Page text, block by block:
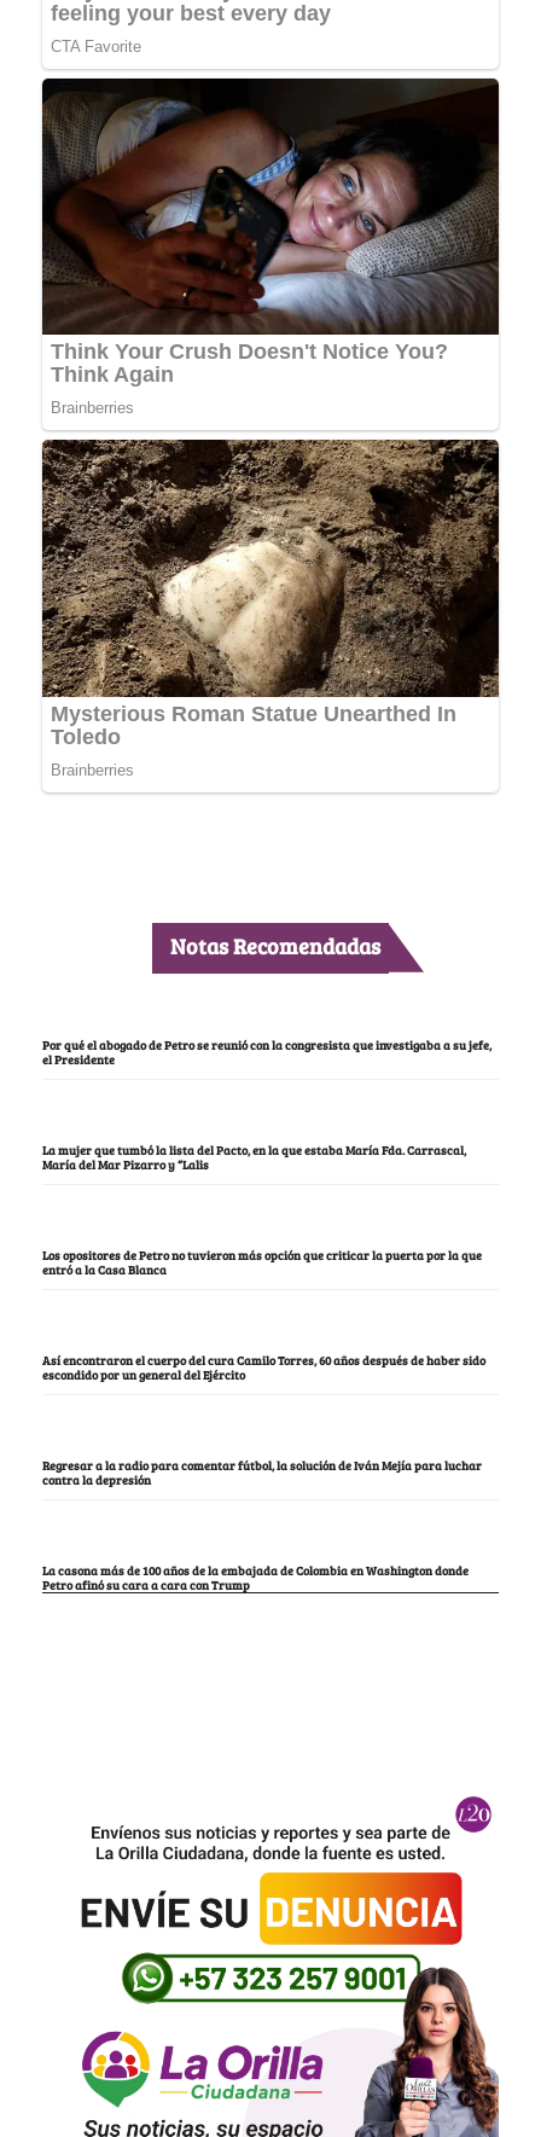
Notas Recomendadas
Por qué el abogado de Petro se reunió con la congresista que investigaba a su jefe,
el Presidente
La mujer que tumbó la lista del Pacto, en la que estaba María Fda. Carrascal,
María del Mar Pizarro y “Lalis
Los opositores de Petro no tuvieron más opción que criticar la puerta por la que
entró a la Casa Blanca
Así encontraron el cuerpo del cura Camilo Torres, 60 años después de haber sido
escondido por un general del Ejército
Regresar a la radio para comentar fútbol, la solución de Iván Mejía para luchar
contra la depresión
La casona más de 100 años de la embajada de Colombia en Washington donde
Petro afinó su cara a cara con Trump